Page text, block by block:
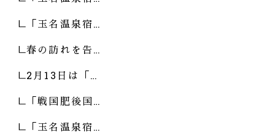
「玉名温泉宿…
春の訪れを告…
2月13日は「…
「戦国肥後国…
「玉名温泉宿…